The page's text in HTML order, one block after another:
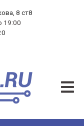
8 ст8
19:00